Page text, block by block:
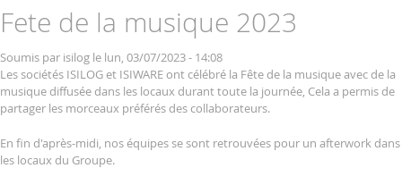
Fete de la musique 2023
Soumis par isilog le lun, 03/07/2023 - 14:08
Les sociétés ISILOG et ISIWARE ont célébré la Fête de la musique avec de la
musique diffusée dans les locaux durant toute la journée, Cela a permis de
partager les morceaux préférés des collaborateurs.
En fin d'après-midi, nos équipes se sont retrouvées pour un afterwork dans
les locaux du Groupe.